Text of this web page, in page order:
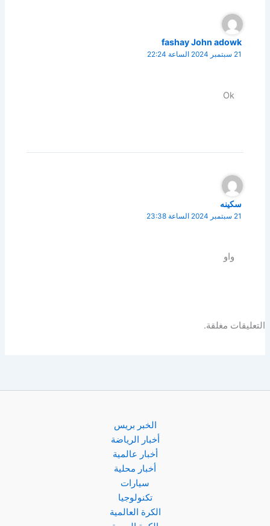
fashay John adowk
21 سبتمبر 2024 الساعة 22:24
Ok
سكينه
21 سبتمبر 2024 الساعة 23:38
واو
التعليقات مغلقة.
الخبر بريس
أخبار الرياضة
أخبار عالمية
أخبار محلية
سيارات
تكنولوجيا
الكرة العالمية